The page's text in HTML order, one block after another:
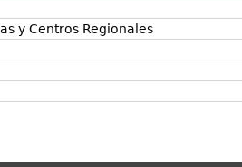
y Centros Regionales